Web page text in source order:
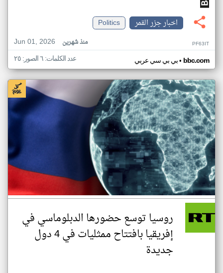
اخبار جزر القمر
Politics
Jun 01, 2026
منذ شهرين PF63IT
بي بي سي عربي• bbc.com عدد الكلمات: ٦ الصور: ٢٥
روسيا توسع حضورها الدبلوماسي في
إفريقيا بافتتاح ممثليات في 4 دول
جديدة